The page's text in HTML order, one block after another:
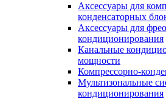
Аксессуары для
конденсаторных
Аксессуары для
кондиционирования
Канальные
мощности
Компрессорно-
Мультизональные
кондиционирования